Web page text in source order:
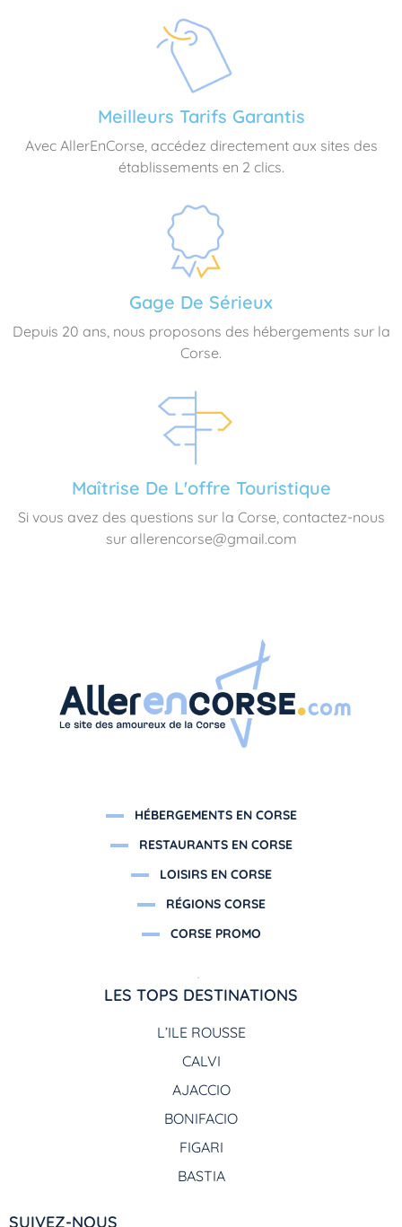
Meilleurs Tarifs Garantis
Avec AllerEnCorse, accédez directement aux sites des
établissements en 2 clics.
Gage De Sérieux
Depuis 20 ans, nous proposons des hébergements sur la
Corse.
Maîtrise De L'offre Touristique
Si vous avez des questions sur la Corse, contactez-nous
sur allerencorse@gmail.com
HÉBERGEMENTS EN CORSE
RESTAURANTS EN CORSE
LOISIRS EN CORSE
RÉGIONS CORSE
CORSE PROMO
LES TOPS DESTINATIONS
L’ILE ROUSSE
CALVI
AJACCIO
BONIFACIO
FIGARI
BASTIA
SUIVEZ-NOUS